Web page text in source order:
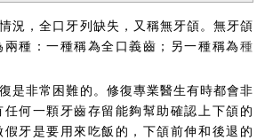
況，全口牙列缺失，又稱無牙頜。無牙頜
兩種：一種稱為全口義齒；另一種稱為 種
是非常困難的。修復專業醫生有時都會非
何一顆牙齒存留能夠幫助確認上下頜的
牙是要用來吃飯的，下頜前伸和後退的